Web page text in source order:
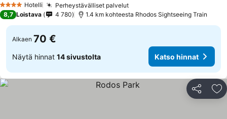
4 Tähtiluokitus
Hotelli Perheystävälliset palvelutKatso hinnat
8,7 Loistava 4 780 1.4 km kohteesta Rhodos Sightseeing Train
Alkaen 70 €
Näytä hinnat 14 sivustolta Katso hinnat
Jaa